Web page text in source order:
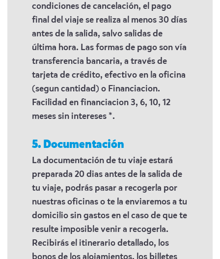
condiciones de cancelación, el pago
final del viaje se realiza al menos 30 días
antes de la salida, salvo salidas de
última hora. Las formas de pago son vía
transferencia bancaria, a través de
tarjeta de crédito, efectivo en la oficina
(segun cantidad) o Financiacion.
Facilidad en financiacion 3, 6, 10, 12
meses sin intereses *.
5. Documentación
La documentación de tu viaje estará
preparada 20 dias antes de la salida de
tu viaje, podrás pasar a recogerla por
nuestras oficinas o te la enviaremos a tu
domicilio sin gastos en el caso de que te
resulte imposible venir a recogerla.
Recibirás el itinerario detallado, los
bonos de los alojamientos, los billetes